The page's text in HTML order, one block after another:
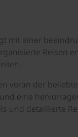
mit einer
Reisen
voran der
eine
und detaillierte